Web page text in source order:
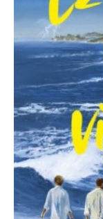
nyári
viharok